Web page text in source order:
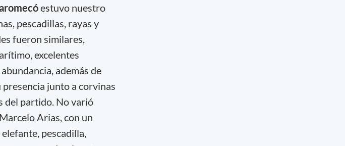
estuvo nuestro
pescadillas, rayas y
fueron similares,
excelentes
además de
junto a corvinas
del partido. No varió
Arias, con un
pescadilla,